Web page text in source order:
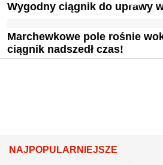
Wygodny ciągnik do uprawy
Marchewkowe pole rośnie
ciągnik nadszedł czas!
NAJPOPULARNIEJSZE